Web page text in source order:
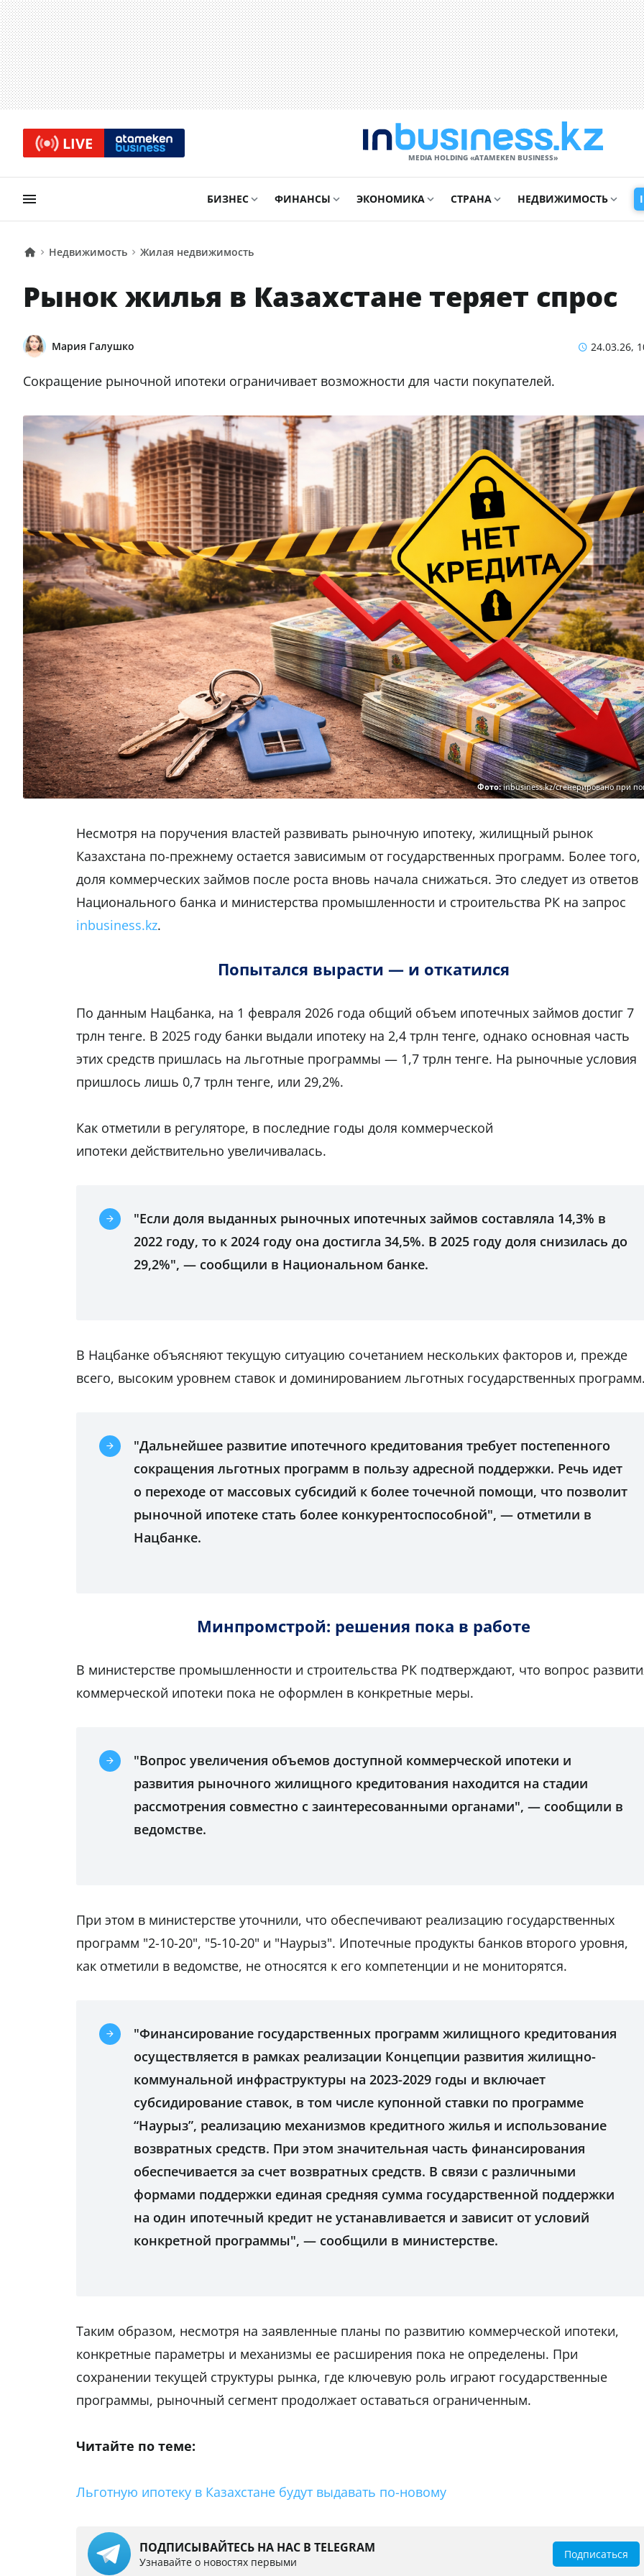
LIVE
MEDIA HOLDING «ATAMEKЕN BUSINESS»
БИЗНЕС ФИНАНСЫ ЭКОНОМИКА СТРАНА НЕДВИЖИМОСТЬ
Недвижимость Жилая недвижимость
Рынок жилья в Казахстане теряет спрос
Мария Галушко 24.03.26,
Сокращение рыночной ипотеки ограничивает возможности для части покупателей.
Фото:inbusiness.kz/сгенерировано при
Несмотря на поручения властей развивать рыночную ипотеку, жилищный рынок
Казахстана по-прежнему остается зависимым от государственных программ. Более того,
доля коммерческих займов после роста вновь начала снижаться. Это следует из ответов
Национального банка и министерства промышленности и строительства РК на запрос
inbusiness.kz.
Попытался вырасти — и откатился
По данным Нацбанка, на 1 февраля 2026 года общий объем ипотечных займов достиг 7
трлн тенге. В 2025 году банки выдали ипотеку на 2,4 трлн тенге, однако основная часть
этих средств пришлась на льготные программы — 1,7 трлн тенге. На рыночные условия
пришлось лишь 0,7 трлн тенге, или 29,2%.
Как отметили в регуляторе, в последние годы доля коммерческой
ипотеки действительно увеличивалась.
"Если доля выданных рыночных ипотечных займов составляла 14,3% в
2022 году, то к 2024 году она достигла 34,5%. В 2025 году доля снизилась до
29,2%", — сообщили в Национальном банке.
В Нацбанке объясняют текущую ситуацию сочетанием нескольких факторов и, прежде
всего, высоким уровнем ставок и доминированием льготных государственных
"Дальнейшее развитие ипотечного кредитования требует постепенного
сокращения льготных программ в пользу адресной поддержки. Речь идет
о переходе от массовых субсидий к более точечной помощи, что позволит
рыночной ипотеке стать более конкурентоспособной", — отметили в
Нацбанке.
Минпромстрой: решения пока в работе
В министерстве промышленности и строительства РК подтверждают, что вопрос
коммерческой ипотеки пока не оформлен в конкретные меры.
"Вопрос увеличения объемов доступной коммерческой ипотеки и
развития рыночного жилищного кредитования находится на стадии
рассмотрения совместно с заинтересованными органами", — сообщили в
ведомстве.
При этом в министерстве уточнили, что обеспечивают реализацию государственных
программ "2-10-20", "5-10-20" и "Наурыз". Ипотечные продукты банков второго уровня,
как отметили в ведомстве, не относятся к его компетенции и не мониторятся.
"Финансирование государственных программ жилищного кредитования
осуществляется в рамках реализации Концепции развития жилищно-
коммунальной инфраструктуры на 2023-2029 годы и включает
субсидирование ставок, в том числе купонной ставки по программе
“Наурыз”, реализацию механизмов кредитного жилья и использование
возвратных средств. При этом значительная часть финансирования
обеспечивается за счет возвратных средств. В связи с различными
формами поддержки единая средняя сумма государственной поддержки
на один ипотечный кредит не устанавливается и зависит от условий
конкретной программы", — сообщили в министерстве.
Таким образом, несмотря на заявленные планы по развитию коммерческой ипотеки,
конкретные параметры и механизмы ее расширения пока не определены. При
сохранении текущей структуры рынка, где ключевую роль играют государственные
программы, рыночный сегмент продолжает оставаться ограниченным.
Читайте по теме:
Льготную ипотеку в Казахстане будут выдавать по-новому
ПОДПИСЫВАЙТЕСЬ НА НАС В TELEGRAM
Узнавайте о новостях первыми
Подписаться